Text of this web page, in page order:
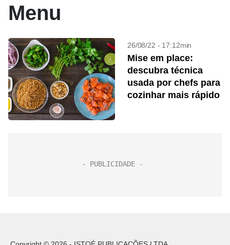
Menu
26/08/22 - 17:12min
Mise em place:
descubra técnica
usada por chefs para
cozinhar mais rápido